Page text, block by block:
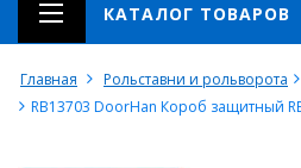
КАТАЛОГ ТОВАРОВ
Главная Рольставни и рольворота
RB13703 DoorHan Короб защитный